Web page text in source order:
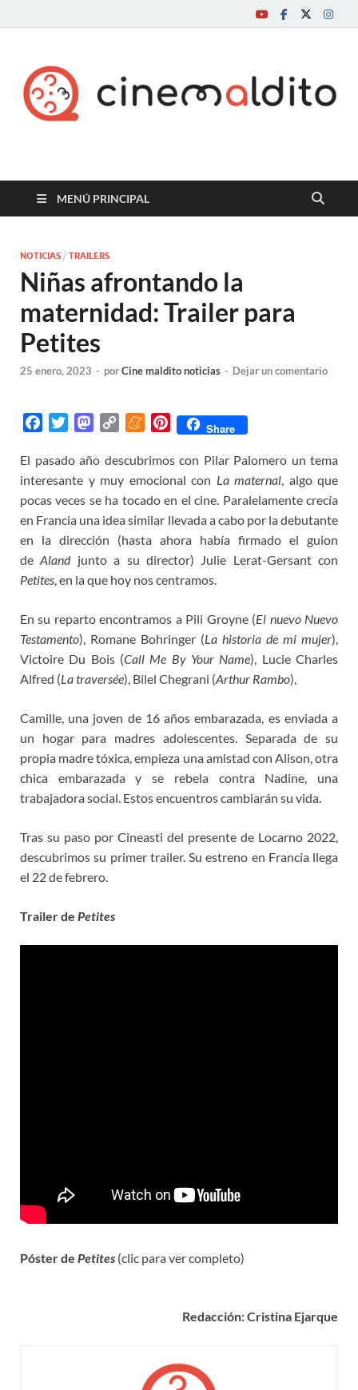
Cine maldito
MENÚ PRINCIPAL
NOTICIAS / TRAILERS
Niñas afrontando la
maternidad: Trailer para
Petites
25 enero, 2023 - porCine maldito noticias - Dejar un comentario
c
e
b
o
o
k
i
t
t
e
r
M
s
t
o
d
o
n
p
y
L
i
n
M
n
e
a
m
e
P
n
t
e
r
e
s
t
Share
El pasado año descubrimos con Pilar Palomero un tema
interesante y muy emocional con La maternal, algo que
pocas veces se ha tocado en el cine. Paralelamente crecía
en Francia una idea similar llevada a cabo por la debutante
en la dirección (hasta ahora había firmado el guion
deAlandjunto a su director) Julie Lerat-Gersant con
Petites, en la que hoy nos centramos.
En su reparto encontramos a Pili Groyne (El nuevo Nuevo
Testamento), Romane Bohringer (La historia de mi mujer),
Victoire Du Bois (Call Me By Your Name), Lucie Charles
Alfred (La traversée), Bilel Chegrani (Arthur Rambo),
Camille, una joven de 16 años embarazada, es enviada a
un hogar para madres adolescentes. Separada de su
propia madre tóxica, empieza una amistad con Alison, otra
chica embarazada y se rebela contra Nadine, una
trabajadora social. Estos encuentros cambiarán su vida.
Tras su paso por Cineasti del presente de Locarno 2022,
descubrimos su primer trailer. Su estreno en Francia llega
el 22 de febrero.
Trailer de Petites
Póster de Petites (clic para ver completo)
Redacción: Cristina Ejarque